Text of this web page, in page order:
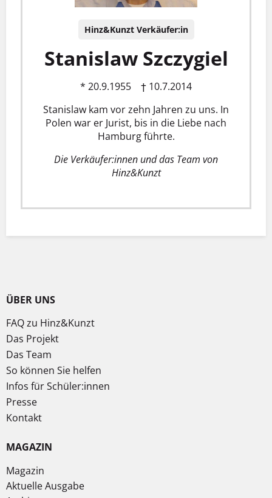
Hinz&Kunzt Verkäufer:in
Stanislaw Szczygiel
* 20.9.1955 † 10.7.2014
Stanislaw kam vor zehn Jahren zu uns. In
Polen war er Jurist, bis in die Liebe nach
Hamburg führte.
Die Verkäufer:innen und das Team von
Hinz&Kunzt
ÜBER UNS
FAQ zu Hinz&Kunzt
Das Projekt
Das Team
So können Sie helfen
Infos für Schüler:innen
Presse
Kontakt
MAGAZIN
Magazin
Aktuelle Ausgabe